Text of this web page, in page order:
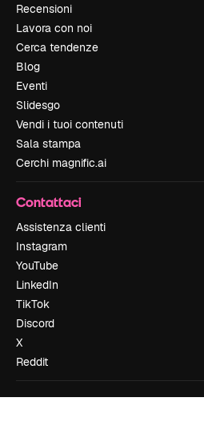
Recensioni
Lavora con noi
Cerca tendenze
Blog
Eventi
Slidesgo
Vendi i tuoi contenuti
Sala stampa
Cerchi magnific.ai
Contattaci
Assistenza clienti
Instagram
YouTube
LinkedIn
TikTok
Discord
X
Reddit